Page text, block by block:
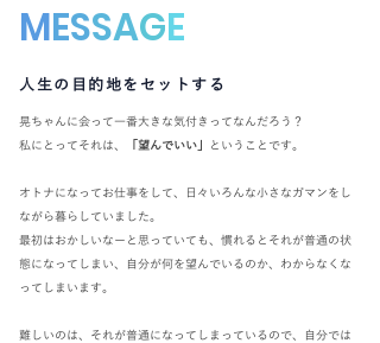
MESSAGE
人生の目的地をセットする
晃ちゃんに会って一番大きな気付きってなんだろう？
私にとってそれは、
「望んでいい」 ということです。
オトナになってお仕事をして、日々いろんな小さなガマンをし
ながら暮らしていました。
最初はおかしいなーと思っていても、慣れるとそれが普通の状
態になってしまい、自分が何を望んでいるのか、わからなくな
ってしまいます。
難しいのは、それが普通になってしまっているので、自分では